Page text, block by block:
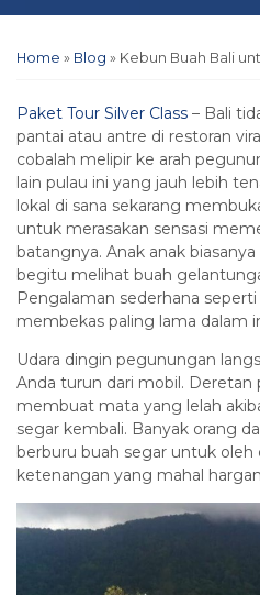
Home » Blog » Kebun Buah Bali
Paket Tour Silver Class – Bali
pantai atau antre di restoran
cobalah melipir ke arah
lain pulau ini yang jauh lebih
lokal di sana sekarang
untuk merasakan sensasi
batangnya. Anak anak
begitu melihat buah
Pengalaman sederhana
membekas paling lama dalam
Udara dingin pegunungan
Anda turun dari mobil. Deretan
membuat mata yang lelah
segar kembali. Banyak orang
berburu buah segar untuk oleh
ketenangan yang mahal